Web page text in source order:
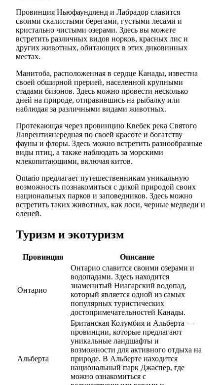
Провинция Ньюфаундленд и Лабрадор славится
своими скалистыми берегами, густыми лесами и
кристально чистыми озерами. Здесь вы можете
встретить различных видов норков, красных лис и
других животных, обитающих в этих диковинных
местах.
Манитоба, расположенная в сердце Канады, известна
своей обширной прерией, населенной крупными
стадами бизонов. Здесь можно провести несколько
дней на природе, отправившись на рыбалку или
наблюдая за различными видами животных.
Протекающая через провинцию Квебек река Святого
Лаврентиянередная по своей красоте и богатству
фауны и флоры. Здесь можно встретить разнообразные
виды птиц, а также наблюдать за морскими
млекопитающими, включая китов.
Ontario предлагает путешественникам уникальную
возможность познакомиться с дикой природой своих
национальных парков и заповедников. Здесь можно
встретить таких животных, как лоси, черные медведи и
оленей.
Туризм и экотуризм
Провинция Описание
Онтарио
Онтарио славится своими озерами и
водопадами. Здесь находится
знаменитый Ниагарский водопад,
который является одной из самых
популярных туристических
достопримечательностей Канады.
Альберта
Британская Колумбия и Альберта —
провинции, которые предлагают
уникальные ландшафты и
возможности для активного отдыха на
природе. В Альберте находится
национальный парк Джаспер, где
можно ознакомиться с